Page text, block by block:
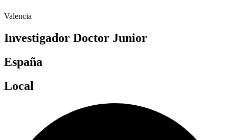
Valencia
Investigador Doctor Junior
España
Local